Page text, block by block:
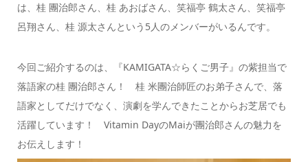
は、桂 團治郎さん、桂 あおばさん、笑福亭 鶴太さん、笑福亭
呂翔さん、桂 源太さんという5人のメンバーがいるんです。
今回ご紹介するのは、『KAMIGATA☆らくご男子』の紫担当で
落語家の桂 團治郎さん！ 桂 米團治師匠のお弟子さんで、落
語家としてだけでなく、演劇を学んできたことからお芝居でも
活躍しています！ Vitamin DayのMaiが團治郎さんの魅力を
お伝えします！